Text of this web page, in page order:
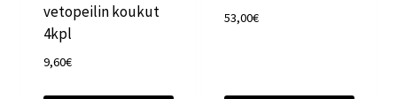
vetopeilin koukut
4kpl
9,60€
53,00€